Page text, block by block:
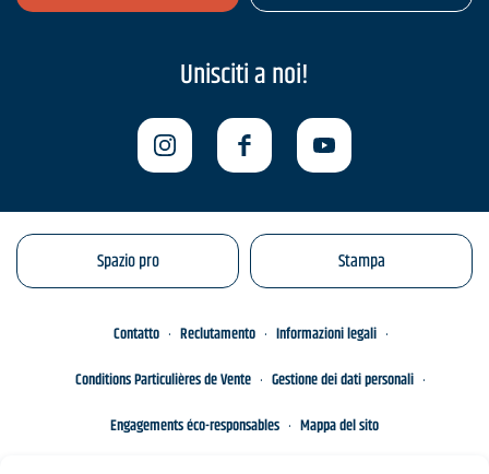
Unisciti a noi!
Spazio pro Stampa
Contatto Reclutamento
Informazioni legali
Conditions Particulières de Vente
Gestione dei dati personali
Engagements éco-responsables
Mappa del sito